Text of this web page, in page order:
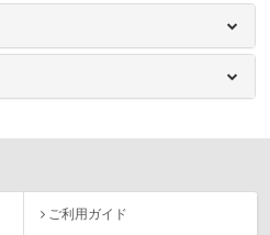
ご利用ガイド